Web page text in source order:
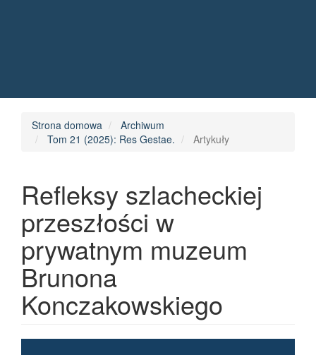
Main Content
Strona domowa
Archiwum
Tom 21 (2025): Res Gestae.
Artykuły
Refleksy szlacheckiej
przeszłości w
prywatnym muzeum
Brunona
Konczakowskiego